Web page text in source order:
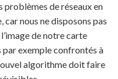
problèmes de réseaux en
nous ne disposons pas
de notre carte
par exemple confrontés à
algorithme doit faire